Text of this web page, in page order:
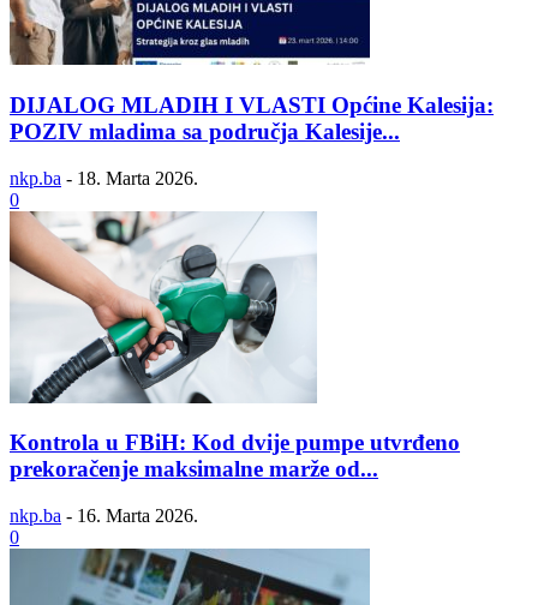
DIJALOG MLADIH I VLASTI Općine Kalesija:
POZIV mladima sa područja Kalesije...
nkp.ba - 18. Marta 2026.
0
Kontrola u FBiH: Kod dvije pumpe utvrđeno
prekoračenje maksimalne marže od...
nkp.ba - 16. Marta 2026.
0